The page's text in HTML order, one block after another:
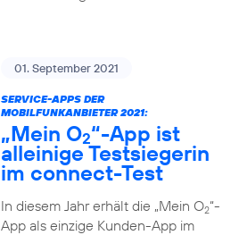
01. September 2021
SERVICE-APPS DER
MOBILFUNKANBIETER 2021:
„Mein O2“-App ist
alleinige Testsiegerin
im connect-Test
In diesem Jahr erhält die „Mein O2“-
App als einzige Kunden-App im